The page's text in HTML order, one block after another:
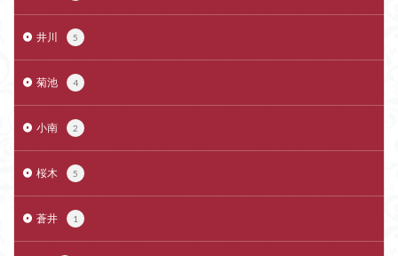
井川 5
菊池 4
小南 2
桜木 5
蒼井 1